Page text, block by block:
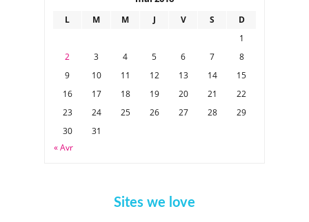
L M M J V S D
« Avr
1
2
3 4 5 6 7
8
9
10 11 12 13 14
15
16
17 18 19 20 21
22
23
24 25 26 27 28
29
30
31
Sites we love